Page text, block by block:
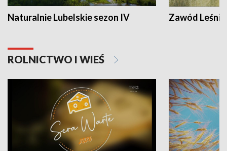
Naturalnie Lubelskie sezon IV Zawód Leśnik
ROLNICTWO I WIEŚ